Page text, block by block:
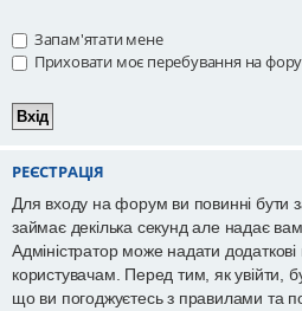
Запам'ятати мене
Приховати моє перебування на
РЕЄСТРАЦІЯ
Для входу на форум ви повинні бути
займає декілька секунд але надає
Адміністратор може надати
користувачам. Перед тим, як увійти,
що ви погоджуєтесь з правилами та